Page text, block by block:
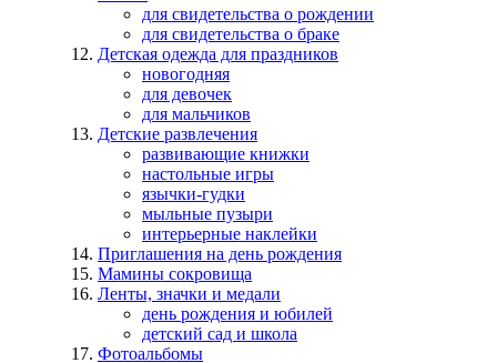
для свидетельства о рождении
для свидетельства о браке
Детская одежда для праздников
новогодняя
для девочек
для мальчиков
Детские развлечения
развивающие книжки
настольные игры
язычки-гудки
мыльные пузыри
интерьерные наклейки
Приглашения на день рождения
Мамины сокровища
Ленты, значки и медали
день рождения и юбилей
детский сад и школа
Фотоальбомы